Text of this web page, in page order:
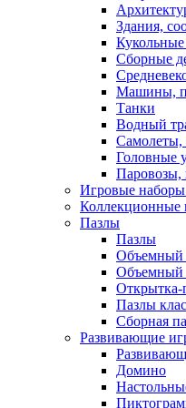
Здания,
Сборные
Машины,
Танки
Водный
Самолеты,
Головные
Паровозы,
Игровые наборы
Коллекционные
Пазлы
Пазлы
Объемный
Объемный
Открытка-
Пазлы
Сборная
Развивающие
Домино